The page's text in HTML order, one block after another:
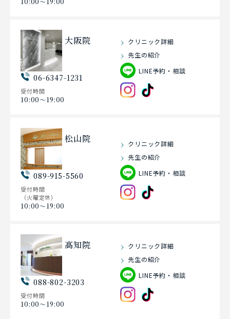
大阪院
06-6347-1231
受付時間
10:00〜19:00
クリニック詳細
先生の紹介
LINE予約・相談
松山院
089-915-5560
受付時間
（火曜定休）
10:00〜19:00
クリニック詳細
先生の紹介
LINE予約・相談
高知院
088-802-3203
受付時間
10:00〜19:00
クリニック詳細
先生の紹介
LINE予約・相談